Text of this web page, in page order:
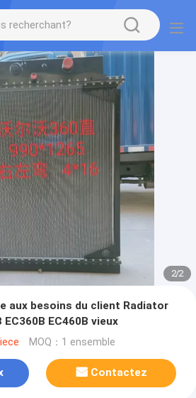
2/2
aux besoins du client Radiator
EC460B vieux
MOQ：1 ensemble
Contactez